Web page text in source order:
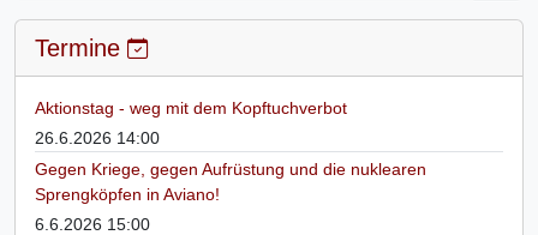
Termine
Aktionstag - weg mit dem Kopftuchverbot
26.6.2026 14:00
Gegen Kriege, gegen Aufrüstung und die nuklearen
Sprengköpfen in Aviano!
6.6.2026 15:00